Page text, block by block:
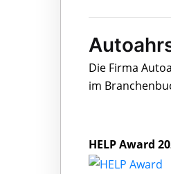
Die Firma
im
HELP Award